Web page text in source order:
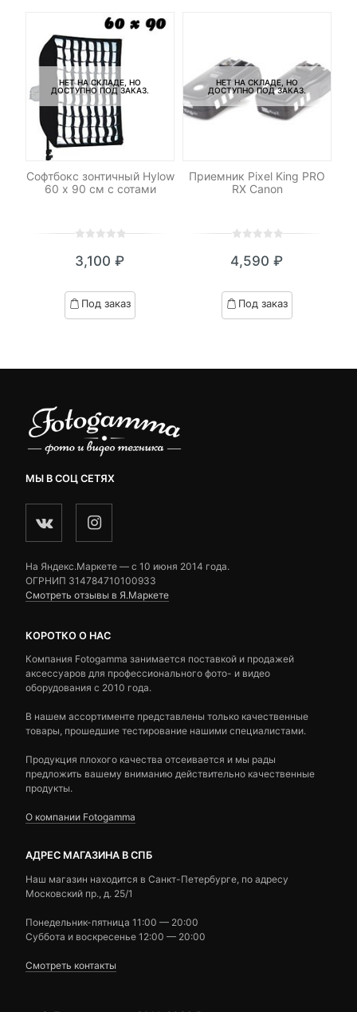
НЕТ НА СКЛАДЕ, НО
ДОСТУПНО ПОД ЗАКАЗ.
Софтбокс зонтичный Hylow
60 х 90 см с сотами
out
based
on
3,100 ₽
Под заказ
НЕТ НА СКЛАДЕ, НО
ДОСТУПНО ПОД ЗАКАЗ.
Приемник Pixel King PRO
RX Canon
out
based
on
4,590 ₽
Под заказ
МЫ В СОЦ СЕТЯХ
На Яндекс.Маркете — c 10 июня 2014 года.
ОГРНИП 314784710100933
Смотреть отзывы в Я.Маркете
КОРОТКО О НАС
Компания Fotogamma занимается поставкой и продажей
аксессуаров для профессионального фото- и видео
оборудования с 2010 года.
В нашем ассортименте представлены только качественные
товары, прошедшие тестирование нашими специалистами.
Продукция плохого качества отсеивается и мы рады
предложить вашему вниманию действительно качественные
продукты.
О компании Fotogamma
АДРЕС МАГАЗИНА В СПБ
Наш магазин находится в Санкт-Петербурге, по адресу
Московский пр., д. 25/1
Понедельник-пятница 11:00 — 20:00
Суббота и воскресенье 12:00 — 20:00
Смотреть контакты